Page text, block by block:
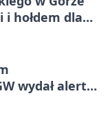
hołdem dla
wydał alert